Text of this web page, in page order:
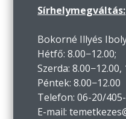
Sírhelymegváltás:
Bokorné Illyés
Hétfő: 8.00−12.00;
Szerda: 8.00−12.00,
Péntek: 8.00−12.00
Telefon: 06-20/
E-mail: